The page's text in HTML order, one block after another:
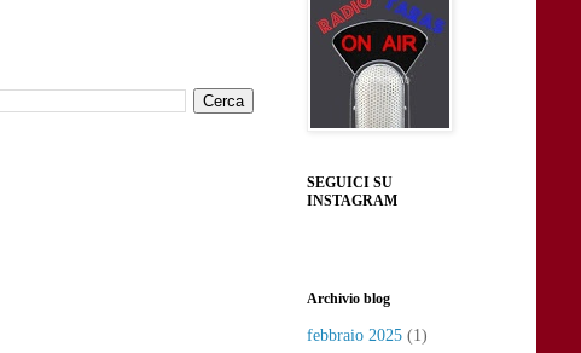
SEGUICI SU
INSTAGRAM
Archivio blog
febbraio 2025 (1)